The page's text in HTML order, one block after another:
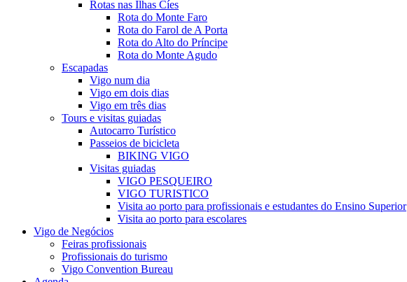
Rotas nas Ilhas Cíes
Rota do Monte Faro
Rota do Farol de A Porta
Rota do Alto do Príncipe
Rota do Monte Agudo
Escapadas
Vigo num dia
Vigo em dois dias
Vigo em três dias
Tours e visitas guiadas
Autocarro Turístico
Passeios de bicicleta
BIKING VIGO
Visitas guiadas
VIGO PESQUEIRO
VIGO TURISTICO
Visita ao porto para profissionais e estudantes do Ensino Superior
Visita ao porto para escolares
Vigo de Negócios
Feiras profissionais
Profissionais do turismo
Vigo Convention Bureau